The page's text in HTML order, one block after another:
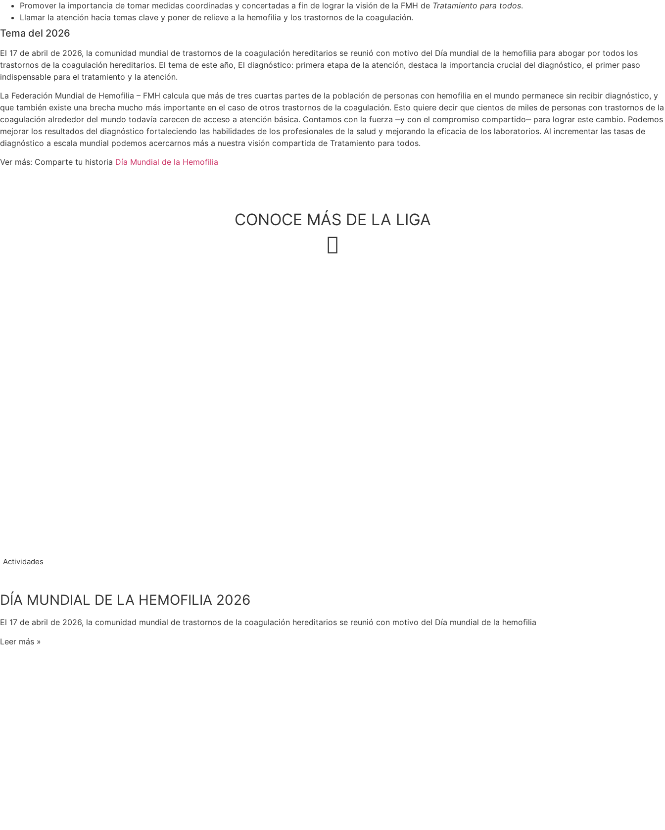
Promover la importancia de tomar medidas coordinadas y concertadas a fin de lograr la visión de la FMH de Tratamiento para todos.
Llamar la atención hacia temas clave y poner de relieve a la hemofilia y los trastornos de la coagulación.
Tema del 2026
El 17 de abril de 2026, la comunidad mundial de trastornos de la coagulación hereditarios se reunió con motivo del Día mundial de la hemofilia para abogar por todos los
trastornos de la coagulación hereditarios. El tema de este año, El diagnóstico: primera etapa de la atención, destaca la importancia crucial del diagnóstico, el primer paso
indispensable para el tratamiento y la atención.
La Federación Mundial de Hemofilia – FMH calcula que más de tres cuartas partes de la población de personas con hemofilia en el mundo permanece sin recibir diagnóstico, y
que también existe una brecha mucho más importante en el caso de otros trastornos de la coagulación. Esto quiere decir que cientos de miles de personas con trastornos de la
coagulación alrededor del mundo todavía carecen de acceso a atención básica. Contamos con la fuerza ‒y con el compromiso compartido‒ para lograr este cambio. Podemos
mejorar los resultados del diagnóstico fortaleciendo las habilidades de los profesionales de la salud y mejorando la eficacia de los laboratorios. Al incrementar las tasas de
diagnóstico a escala mundial podemos acercarnos más a nuestra visión compartida de Tratamiento para todos.
Ver más: Comparte tu historia Día Mundial de la Hemofilia
CONOCE MÁS DE LA LIGA
Actividades
DÍA MUNDIAL DE LA HEMOFILIA 2026
El 17 de abril de 2026, la comunidad mundial de trastornos de la coagulación hereditarios se reunió con motivo del Día mundial de la hemofilia
Leer más »